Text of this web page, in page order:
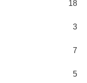
18
3
7
5